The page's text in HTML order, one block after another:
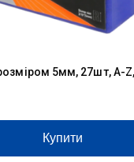
5мм, 27шт, A-
Купити